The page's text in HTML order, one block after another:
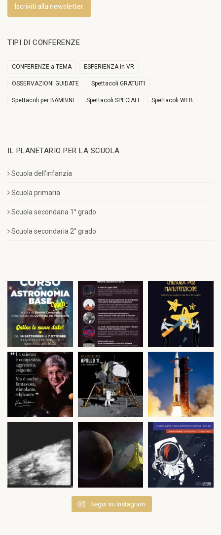
Iscriviti alla newsletter
TIPI DI CONFERENZE
CONFERENZE a TEMA ESPERIENZA in VR
OSSERVAZIONI GUIDATE Spettacoli GRATUITI
Spettacoli per BAMBINI Spettacoli SPECIALI Spettacoli WEB
IL PLANETARIO PER LA SCUOLA
Scuola dell’infanzia
Scuola primaria
Scuola secondaria 1° grado
Scuola secondaria 2° grado
Segui su Instagram